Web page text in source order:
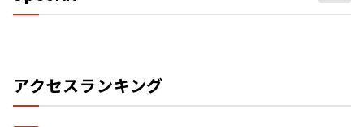
アクセスランキング